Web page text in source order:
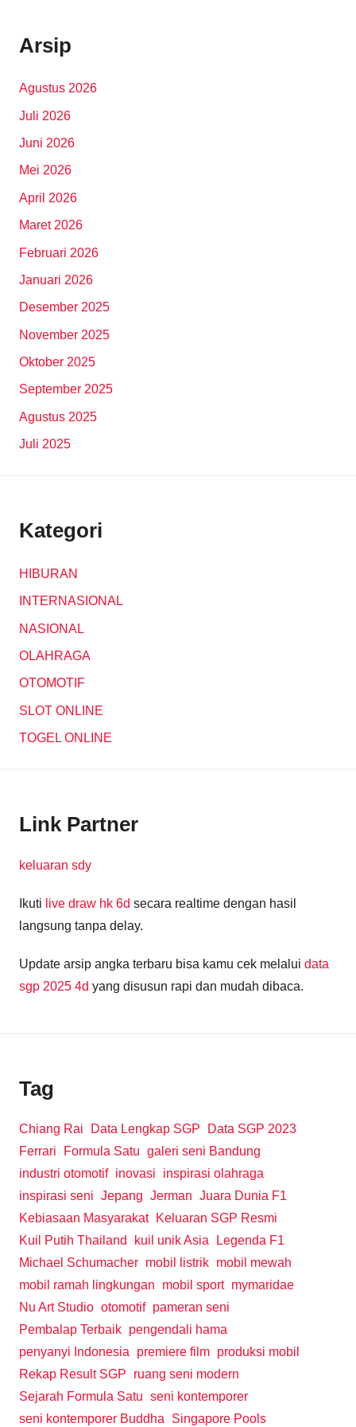
Arsip
Agustus 2026
Juli 2026
Juni 2026
Mei 2026
April 2026
Maret 2026
Februari 2026
Januari 2026
Desember 2025
November 2025
Oktober 2025
September 2025
Agustus 2025
Juli 2025
Kategori
HIBURAN
INTERNASIONAL
NASIONAL
OLAHRAGA
OTOMOTIF
SLOT ONLINE
TOGEL ONLINE
Link Partner
keluaran sdy
Ikuti live draw hk 6d secara realtime dengan hasil
langsung tanpa delay.
Update arsip angka terbaru bisa kamu cek melalui data
sgp 2025 4d yang disusun rapi dan mudah dibaca.
Tag
Chiang Rai Data Lengkap SGP
Data SGP 2023
Ferrari
Formula Satu galeri seni Bandung
industri otomotif inovasi
inspirasi olahraga
inspirasi seni Jepang Jerman Juara Dunia F1
Kebiasaan Masyarakat
Keluaran SGP Resmi
Kuil Putih Thailand
kuil unik Asia
Legenda F1
Michael Schumacher mobil listrik mobil mewah
mobil ramah lingkungan
mobil sport mymaridae
Nu Art Studio otomotif pameran seni
Pembalap Terbaik pengendali hama
penyanyi Indonesia
premiere film produksi mobil
Rekap Result SGP
ruang seni modern
Sejarah Formula Satu seni kontemporer
seni kontemporer Buddha
Singapore Pools